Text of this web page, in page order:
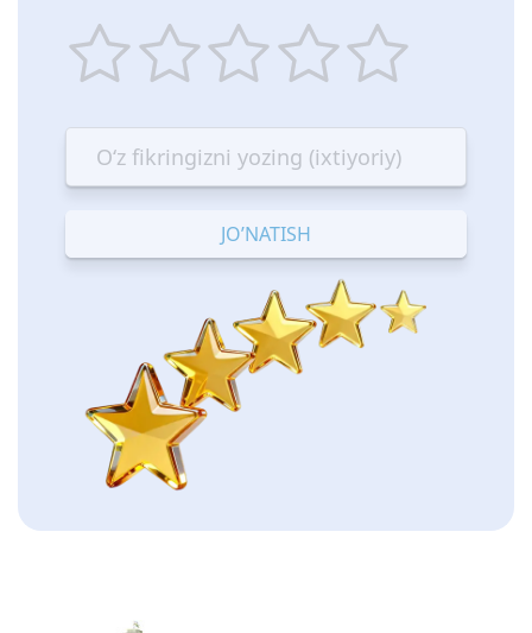
star
Terrible
stars
—
Bad
stars
—
OK
stars
—
Good
stars
—
Excellent